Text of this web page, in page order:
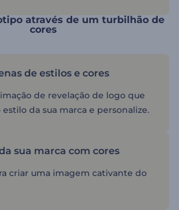
através de um turbilhão de
cores
de estilos e cores
de revelação de logo que
da sua marca e personalize.
sua marca com cores
criar uma imagem cativante do